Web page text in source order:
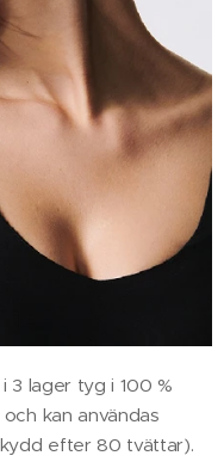
3 lager tyg i 100 %
kan användas
efter 80 tvättar).